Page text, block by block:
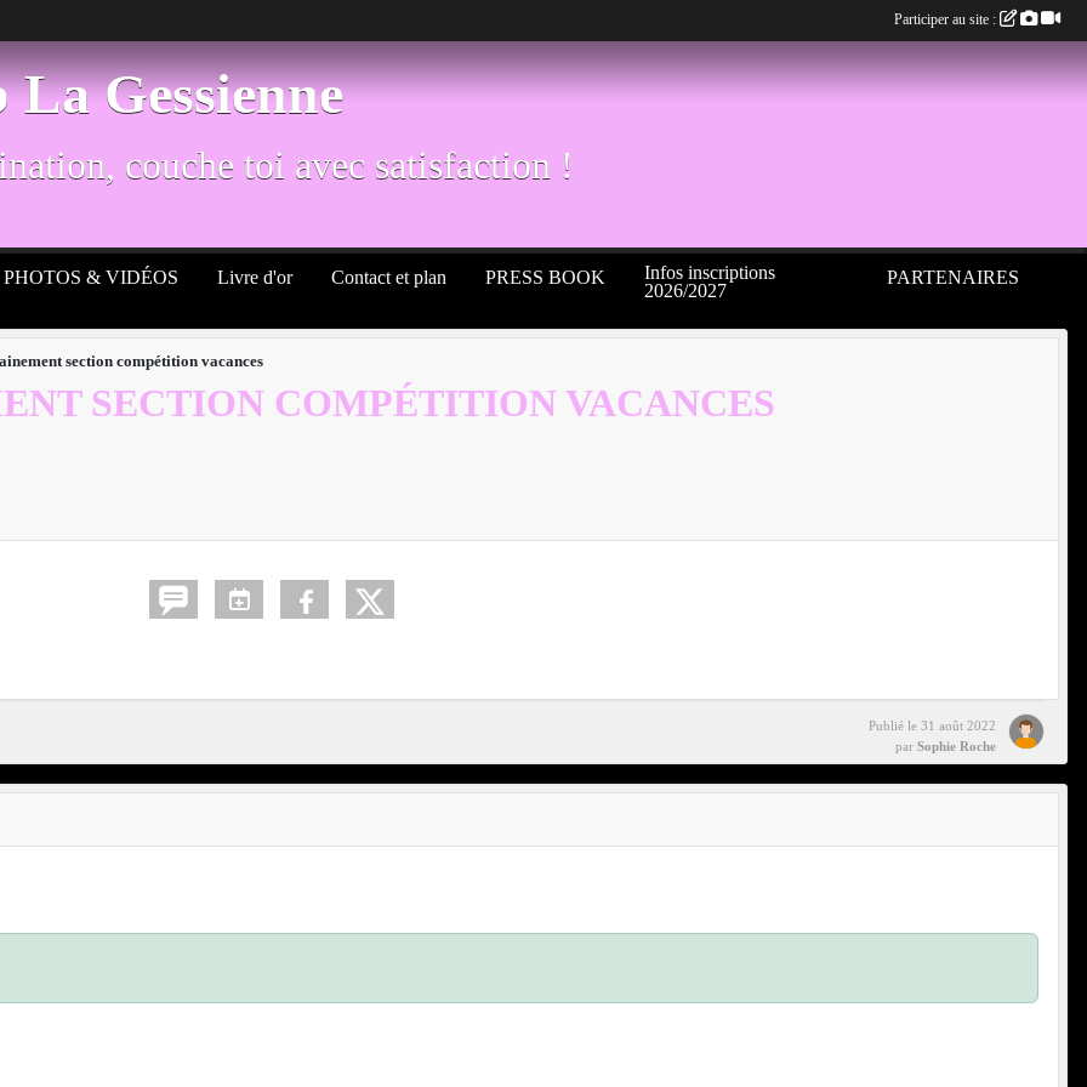
Gessienne
couche toi avec satisfaction !
PHOTOS & VIDÉOS Livre d'or Contact et plan PRESS BOOK
Infos inscriptions
2026/2027
PARTENAIRES
section compétition vacances
SECTION COMPÉTITION VACANCES
Publié le 31 août 2022
par Sophie Roche
Participer au site :